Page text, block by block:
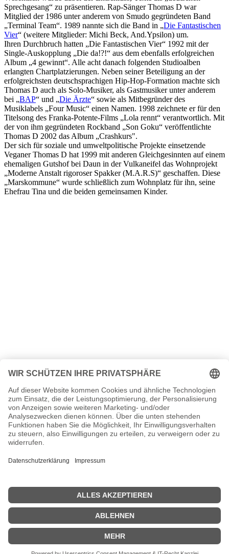
Sprechgesang“ zu präsentieren. Rap-Sänger Thomas D war
Mitglied der 1986 unter anderem von Smudo gegründeten Band
„Terminal Team“. 1989 nannte sich die Band in „Die Fantastischen
Vier“ (weitere Mitglieder: Michi Beck, And.Ypsilon) um.
Ihren Durchbruch hatten „Die Fantastischen Vier“ 1992 mit der
Single-Auskopplung „Die da!?!“ aus dem ebenfalls erfolgreichen
Album „4 gewinnt“. Alle acht danach folgenden Studioalben
erlangten Chartplatzierungen. Neben seiner Beteiligung an der
erfolgreichsten deutschsprachigen Hip-Hop-Formation machte sich
Thomas D auch als Solo-Musiker, als Gastmusiker unter anderem
bei „BAP“ und „Die Ärzte“ sowie als Mitbegründer des
Musiklabels „Four Music“ einen Namen. 1998 zeichnete er für den
Titelsong des Franka-Potente-Films „Lola rennt“ verantwortlich. Mit
der von ihm gegründeten Rockband „Son Goku“ veröffentlichte
Thomas D 2002 das Album „Crashkurs".
Der sich für soziale und umweltpolitische Projekte einsetzende
Veganer Thomas D hat 1999 mit anderen Gleichgesinnten auf einem
ehemaligen Gutshof bei Daun in der Vulkaneifel das Wohnprojekt
„Moderne Anstalt rigoroser Spakker (M.A.R.S)“ geschaffen. Diese
„Marskommune“ wurde schließlich zum Wohnplatz für ihn, seine
Ehefrau Tina und die beiden gemeinsamen Kinder.
Movies Thomas D Filme
| © 2013–2025 was-war-wann.de. Alle Rechte vorbehalten. |
1800|1900|2000|